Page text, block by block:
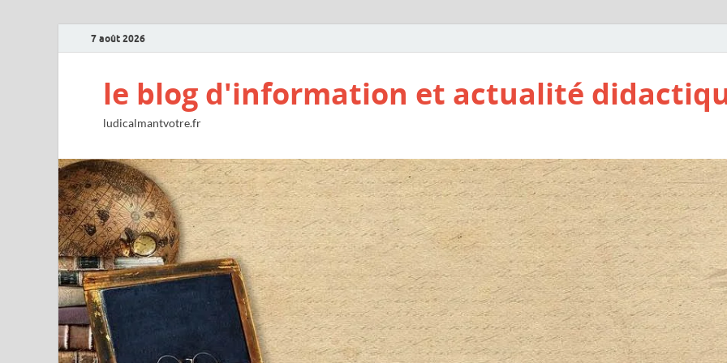
7 août 2026
le blog d'information et actualité
ludicalmantvotre.fr